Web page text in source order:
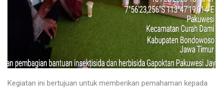
Kegiatan ini bertujuan untuk memberikan pemahaman kepada